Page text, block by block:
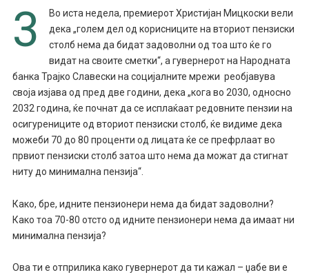
3
Во иста недела, премиерот Христијан Мицкоски вели
дека „голем дел од корисниците на вториот пензиски
столб нема да бидат задоволни од тоа што ќе го
видат на своите сметки“, а гувернерот на Народната
банка Трајко Славески на социјалните мрежи реобјавува
своја изјава од пред две години, дека „кога во 2030, односно
2032 година, ќе почнат да се исплаќаат редовните пензии на
осигурениците од вториот пензиски столб, ќе видиме дека
можеби 70 до 80 проценти од лицата ќе се префрлаат во
првиот пензиски столб затоа што нема да можат да стигнат
ниту до минимална пензија“.
Како, бре, идните пензионери нема да бидат задоволни?
Како тоа 70-80 отсто од идните пензионери нема да имаат ни
минимална пензија?
Ова ти е отприлика како гувернерот да ти кажал – џабе ви е